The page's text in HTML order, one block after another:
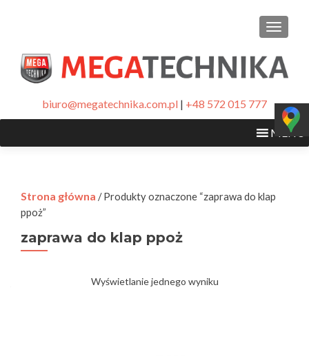
biuro@megatechnika.com.pl | +48 572 015 777
MENU
Strona główna / Produkty oznaczone “zaprawa do klap
ppoż”
zaprawa do klap ppoż
Wyświetlanie jednego wyniku